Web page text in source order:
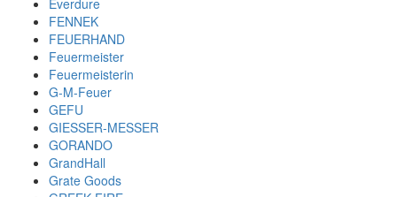
Everdure
FENNEK
FEUERHAND
Feuermeister
Feuermeisterin
G-M-Feuer
GEFU
GIESSER-MESSER
GORANDO
GrandHall
Grate Goods